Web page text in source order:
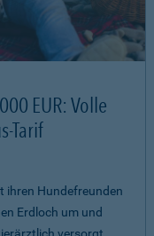
EUR: Volle
Tarif
ihren Hundefreunden
Erdloch um und
versorgt